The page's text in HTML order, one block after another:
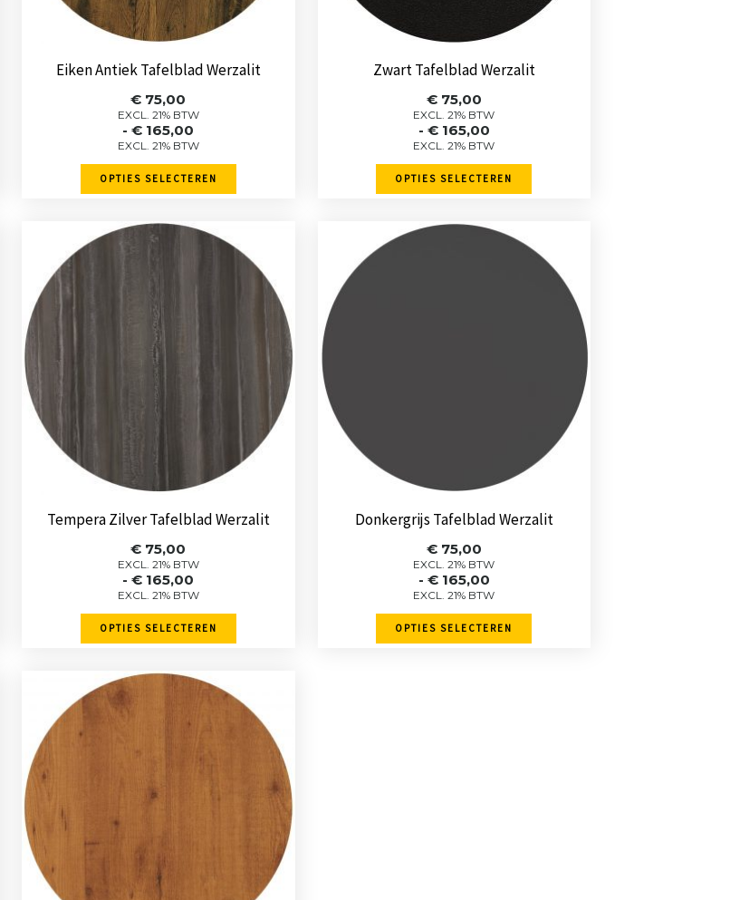
Eiken Antiek Tafelblad Werzalit
€ 75,00
EXCL. 21% BTW
- € 165,00
EXCL. 21% BTW
Prijsklasse:
€ 75,00
tot
€ 165,00
OPTIES SELECTEREN
worden
op
de
Zwart Tafelblad Werzalit
€75,00
EXCL. 21% BTW
- €165,00
EXCL. 21% BTW
Prijsklasse:
€ 75,00
tot
€ 165,00
OPTIES SELECTEREN
op
de
Tempera Zilver Tafelblad Werzalit
€ 75,00
EXCL. 21% BTW
- € 165,00
EXCL. 21% BTW
Prijsklasse:
€ 75,00
tot
€ 165,00
OPTIES SELECTEREN
Dit
meerdere
variaties.
Deze
kan
op
de
Donkergrijs Tafelblad Werzalit
€75,00
EXCL. 21% BTW
- €165,00
EXCL. 21% BTW
Prijsklasse:
€ 75,00
tot
€ 165,00
OPTIES SELECTEREN
op
de
Dit
meerdere
variaties.
kan
gekozen